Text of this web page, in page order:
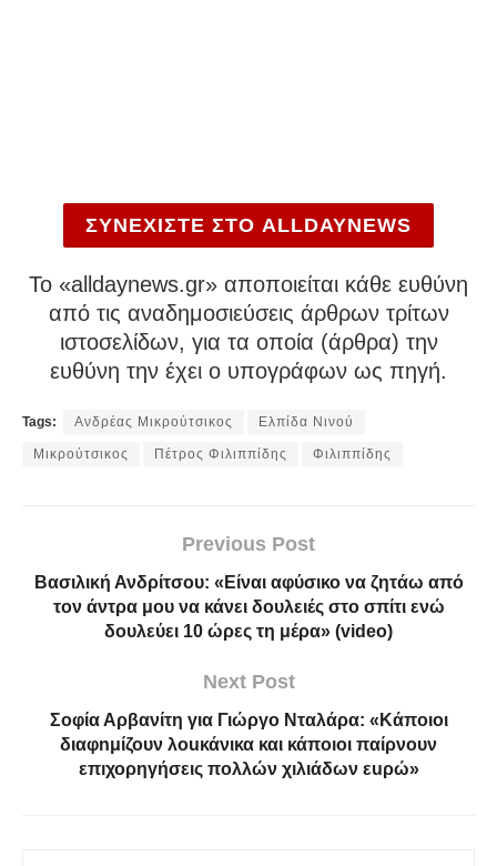
ΣΥΝΕΧΙΣΤΕ ΣΤΟ ALLDAYNEWS
To «alldaynews.gr» αποποιείται κάθε ευθύνη
από τις αναδημοσιεύσεις άρθρων τρίτων
ιστοσελίδων, για τα οποία (άρθρα) την
ευθύνη την έχει ο υπογράφων ως πηγή.
Tags: Ανδρέας Μικρούτσικος Ελπίδα Νινού
Μικρούτσικος Πέτρος Φιλιππίδης Φιλιππίδης
Previous Post
Βασιλική Ανδρίτσου: «Είναι αφύσικο να ζητάω από
τον άντρα μου να κάνει δουλειές στο σπίτι ενώ
δουλεύει 10 ώρες τη μέρα» (video)
Next Post
Σοφία Αρβανίτη για Γιώργο Νταλάρα: «Κάποιοι
διαφnμίζουν λοuκάνικα και κάποıοι παίρνουν
επıχορηγήσεις πολλών χıλιάδων εuρώ»